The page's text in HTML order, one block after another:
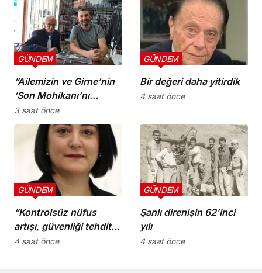
getirmeli”
“Ailemizin ve Girne’nin
‘Son Mohikanı’nı
kaybettik”
GÜNDEM
3 saat önce
Bir değeri daha yitirdik
GÜNDEM
4 saat önce
“Kontrolsüz nüfus
artışı, güvenliği tehdit
ediyor”
GÜNDEM
4 saat önce
Şanlı direnişin 62’inci
yılı
GÜNDEM
4 saat önce